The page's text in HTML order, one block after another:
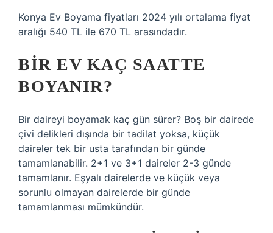
Konya Ev Boyama fiyatları 2024 yılı ortalama fiyat
aralığı 540 TL ile 670 TL arasındadır.
BIR EV KAÇ SAATTE
BOYANIR?
Bir daireyi boyamak kaç gün sürer? Boş bir dairede
çivi delikleri dışında bir tadilat yoksa, küçük
daireler tek bir usta tarafından bir günde
tamamlanabilir. 2+1 ve 3+1 daireler 2-3 günde
tamamlanır. Eşyalı dairelerde ve küçük veya
sorunlu olmayan dairelerde bir günde
tamamlanması mümkündür.